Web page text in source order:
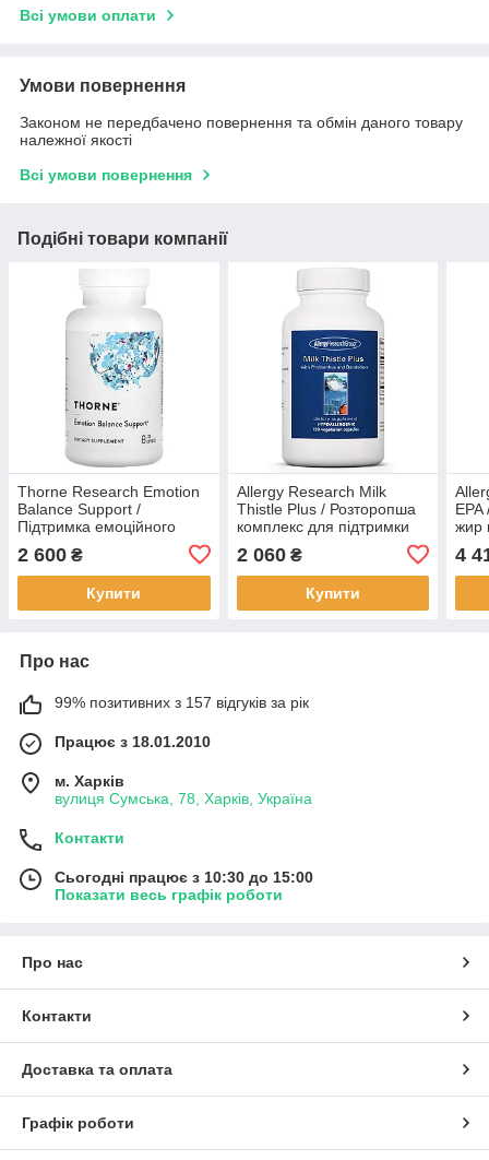
Всі умови оплати
Умови повернення
Законом не передбачено повернення та обмін даного товару
належної якості
Всі умови повернення
Подібні товари компанії
Thorne Research Emotion
Balance Support /
Підтримка емоційного
балансу 120 капсул BX131
2 600 ₴
Купити
Allergy Research Milk
Thistle Plus / Розторопша
комплекс для підтримки
функції печінки 120 капсул
BX949
2 060₴
Купити
жир
4
Про нас
99% позитивних з 157 відгуків за рік
Працює з 18.01.2010
м. Харків
вулиця Сумська, 78, Харків, Україна
Контакти
Сьогодні працює з 10:30 до 15:00
Показати весь графік роботи
Про нас
Контакти
Доставка та оплата
Графік роботи